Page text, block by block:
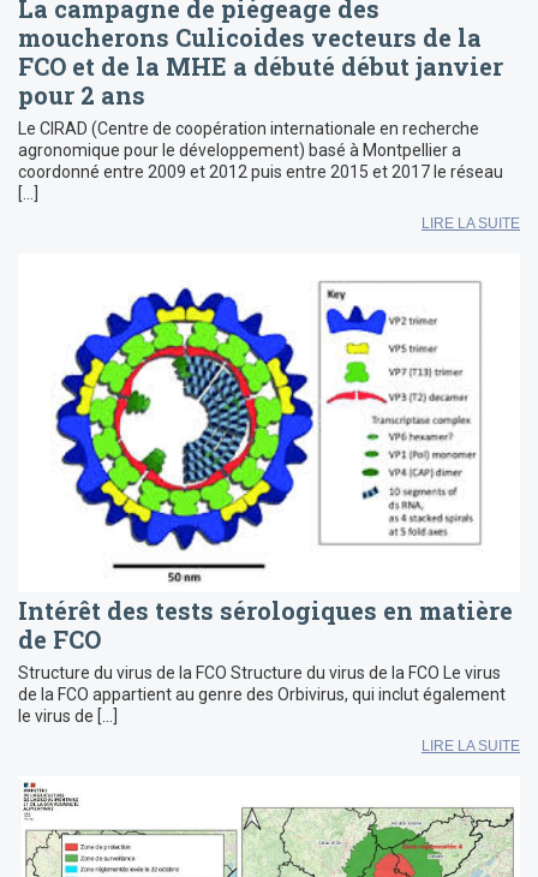
La campagne de piégeage des
moucherons Culicoides vecteurs de la
FCO et de la MHE a débuté début janvier
pour 2 ans
Le CIRAD (Centre de coopération internationale en recherche
agronomique pour le développement) basé à Montpellier a
coordonné entre 2009 et 2012 puis entre 2015 et 2017 le réseau
[…]
LIRE LA SUITE
Intérêt des tests sérologiques en matière
de FCO
Structure du virus de la FCO Structure du virus de la FCO Le virus
de la FCO appartient au genre des Orbivirus, qui inclut également
le virus de […]
LIRE LA SUITE